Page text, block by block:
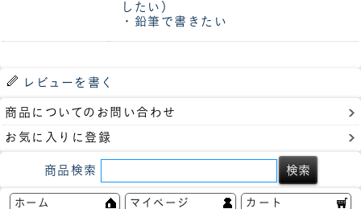
したい）
・鉛筆で書きたい
レビューを書く
商品についてのお問い合わせ
お気に入りに登録
商品検索
ホーム マイページ カート